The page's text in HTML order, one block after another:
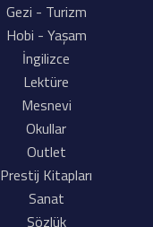
Gezi - Turizm
Hobi - Yaşam
İngilizce
Lektüre
Mesnevi
Okullar
Outlet
Prestij Kitapları
Sanat
Sözlük